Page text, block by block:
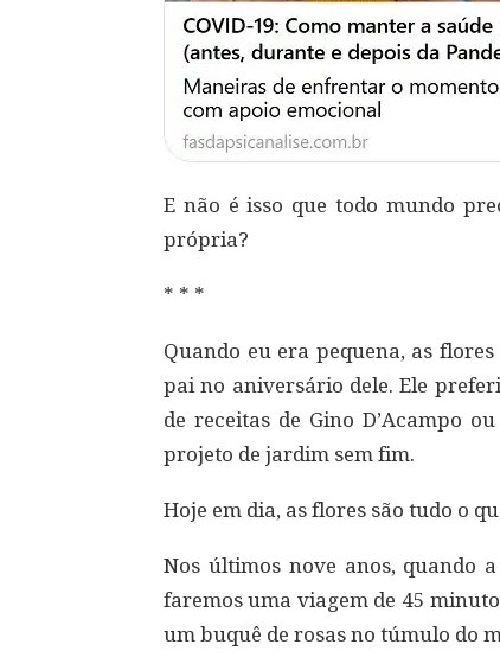
E não é isso que todo mundo
própria?
* * *
Quando eu era pequena, as
pai no aniversário dele. Ele
de receitas de Gino D’Acampo
projeto de jardim sem fim.
Hoje em dia, as flores são tudo o
Nos últimos nove anos, quando
faremos uma viagem de 45
um buquê de rosas no túmulo do